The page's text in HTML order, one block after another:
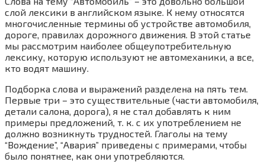
слой лексики в английском языке. К нему относятся
многочисленные термины об устройстве автомобиля,
дороге, правилах дорожного движения. В этой статье
мы рассмотрим наиболее общеупотребительную
лексику, которую используют не автомеханики, а все,
кто водят машину.
Подборка слова и выражений разделена на пять тем.
Первые три – это существительные (части автомобиля,
детали салона, дорога), я не стал добавлять к ним
примеры предложений, т. к. с их употреблением не
должно возникнуть трудностей. Глаголы на тему
“Вождение”, “Авария” приведены с примерами, чтобы
было понятнее, как они употребляются.